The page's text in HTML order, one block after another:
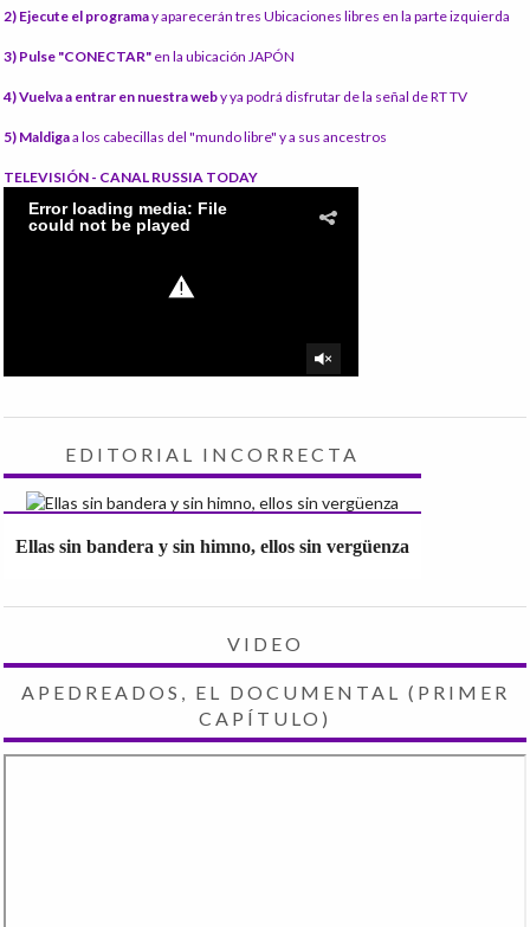
2) Ejecute el programay aparecerán tres Ubicaciones libres en la parte izquierda
3) Pulse "CONECTAR" en la ubicación JAPÓN
4) Vuelva a entrar en nuestra weby ya podrá disfrutar de la señal de RT TV
5) Maldigaa los cabecillas del "mundo libre" y a sus ancestros
TELEVISIÓN - CANAL RUSSIA TODAY
EDITORIAL INCORRECTA
Ellas sin bandera y sin himno, ellos sin vergüenza
VIDEO
APEDREADOS, EL DOCUMENTAL (PRIMER
CAPÍTULO)